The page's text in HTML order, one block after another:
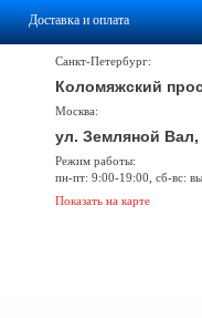
Доставка и оплата
Санкт-Петербург:
Коломяжский
Москва:
ул. Земляной Вал,
Режим работы:
пн-пт: 9:00-19:00, сб-вс:
Показать на карте